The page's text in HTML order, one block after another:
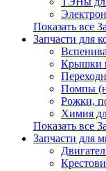
Показать все
Запчасти для
Крышки
Помпы
Рожки,
Химия
Показать все
Запчасти для